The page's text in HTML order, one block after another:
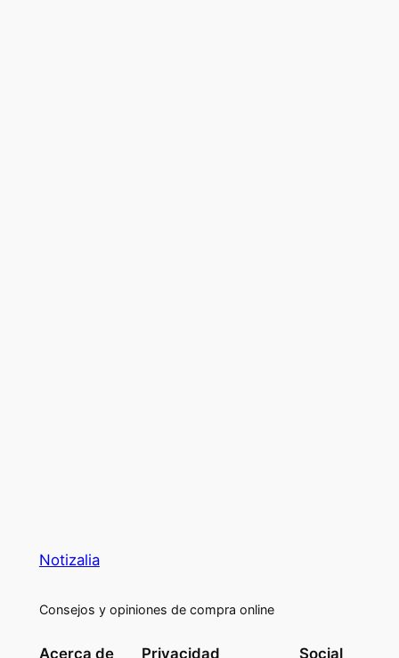
Notizalia
Consejos y opiniones de compra online
Acerca de Privacidad Social